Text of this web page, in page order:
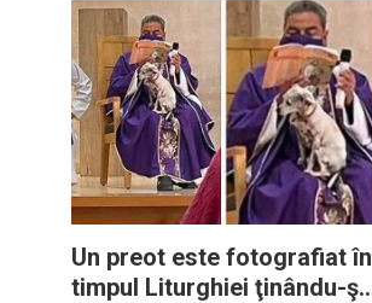
Un preot este fotografiat în
timpul Liturghiei ţinându-şi